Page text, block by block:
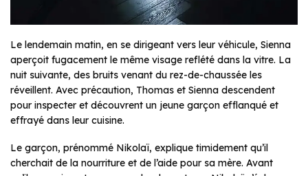
Le lendemain matin, en se dirigeant vers leur véhicule, Sienna
aperçoit fugacement le même visage reflété dans la vitre. La
nuit suivante, des bruits venant du rez-de-chaussée les
réveillent. Avec précaution, Thomas et Sienna descendent
pour inspecter et découvrent un jeune garçon efflanqué et
effrayé dans leur cuisine.
Le garçon, prénommé Nikolaï, explique timidement qu’il
cherchait de la nourriture et de l’aide pour sa mère. Avant